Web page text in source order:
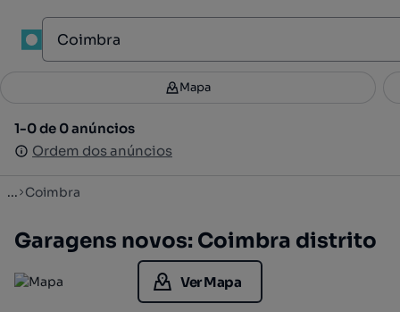
Filtros 3
1-0 de 0 anúncios
Ordem dos anúncios
Mapa
1-0 de 0 anúncios
Ordem dos anúncios
... Coimbra
Garagens novos: Coimbra distrito
Ver Mapa